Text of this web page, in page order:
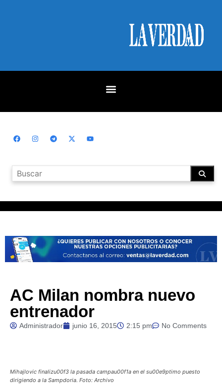
AC Milan nombra nuevo
entrenador
Administrador junio 16, 2015 2:15 pm No Comments
Mihajlovic finalizu00f3 la pasada campau00f1a en el su00e9ptimo puesto
dirigiendo a la Sampdoria. Foto: Archivo